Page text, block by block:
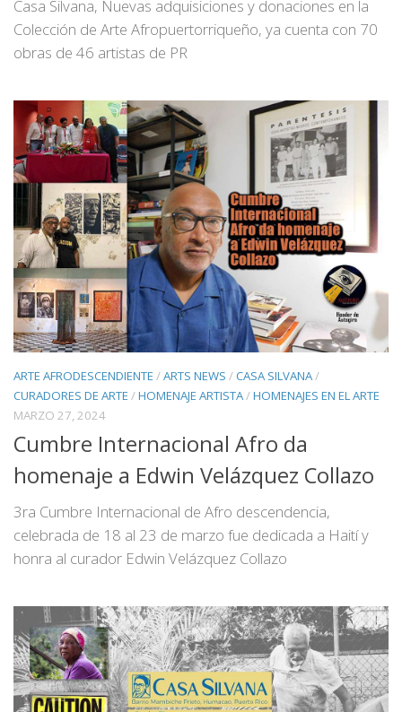
Casa Silvana, Nuevas adquisiciones y donaciones en la
Colección de Arte Afropuertorriqueño, ya cuenta con 70
obras de 46 artistas de PR
ARTE AFRODESCENDIENTE /ARTS NEWS /CASA SILVANA /
CURADORES DE ARTE /HOMENAJE ARTISTA /HOMENAJES EN EL ARTE
MARZO 27, 2024
Cumbre Internacional Afro da
homenaje a Edwin Velázquez Collazo
3ra Cumbre Internacional de Afro descendencia,
celebrada de 18 al 23 de marzo fue dedicada a Haití y
honra al curador Edwin Velázquez Collazo